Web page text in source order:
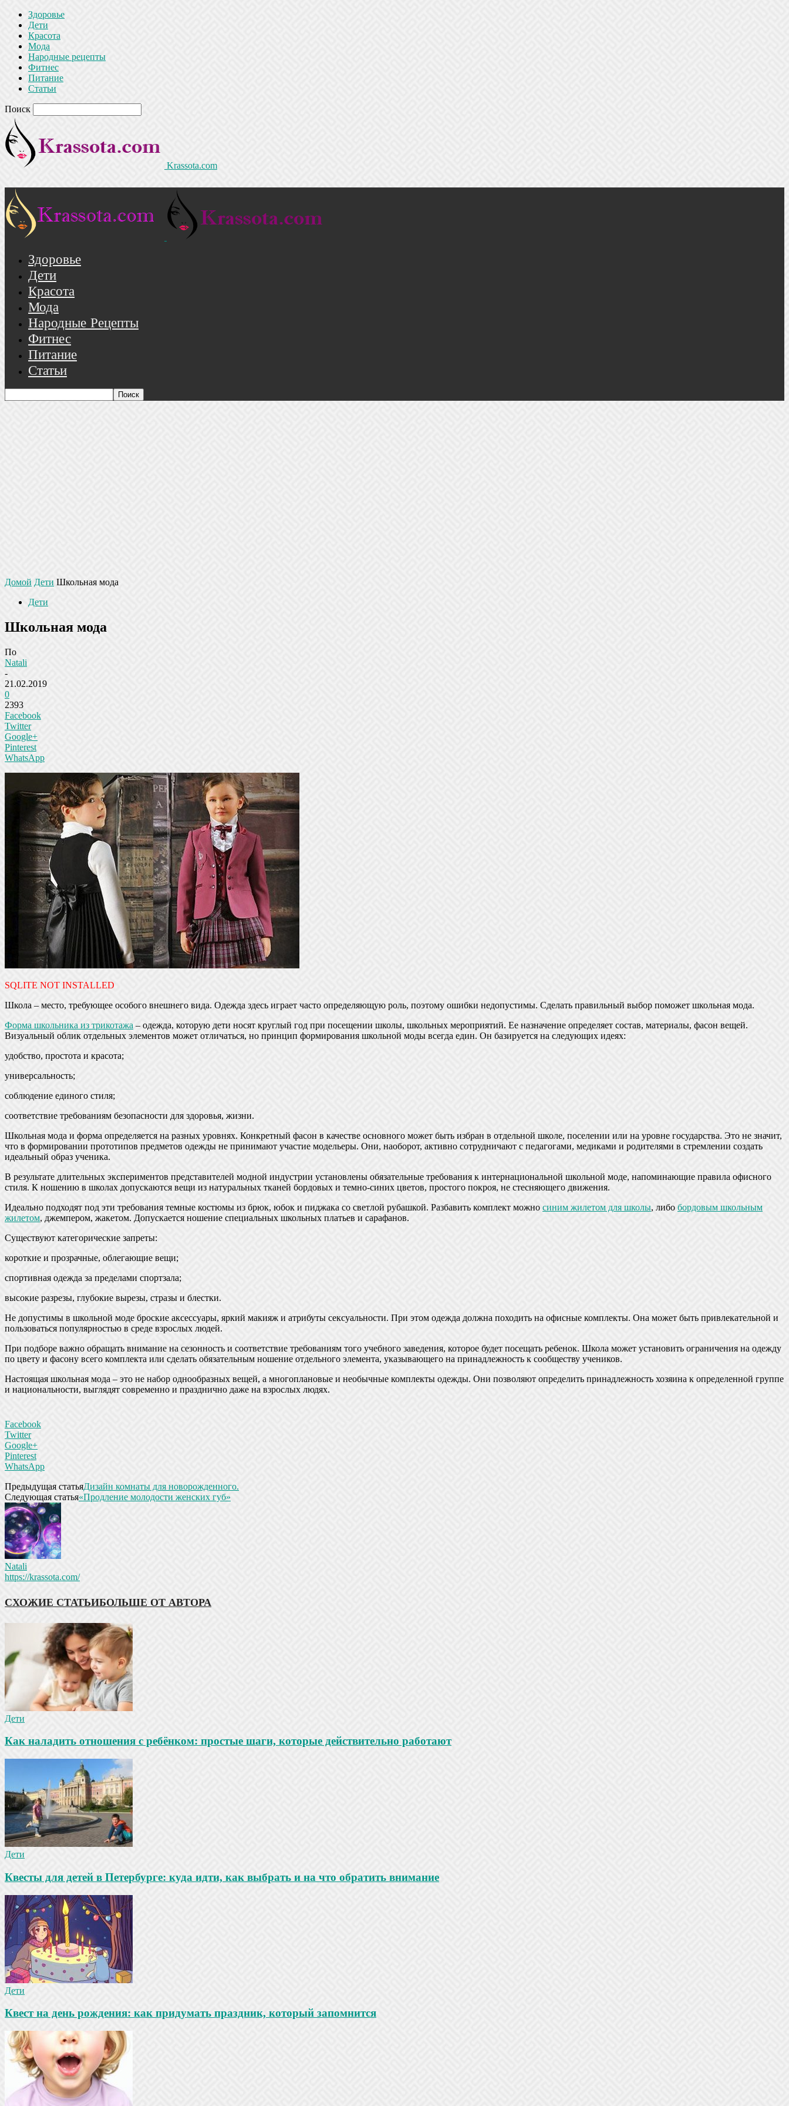
Здоровье
Дети
Красота
Мода
Народные рецепты
Фитнес
Питание
Статьи
Поиск
Krassota.com
Здоровье
Дети
Красота
Мода
Народные Рецепты
Фитнес
Питание
Статьи
Домой Дети Школьная мода
Дети
Школьная мода
По
Natali
-
21.02.2019
0
2393
Facebook
Twitter
Google+
Pinterest
WhatsApp
SQLITE NOT INSTALLED
Школа – место, требующее особого внешнего вида. Одежда здесь играет часто определяющую роль, поэтому ошибки недопустимы. Сделать правильный выбор поможет школьная мода.
Форма школьника из трикотажа – одежда, которую дети носят круглый год при посещении школы, школьных мероприятий. Ее назначение определяет состав, материалы, фасон вещей.
Визуальный облик отдельных элементов может отличаться, но принцип формирования школьной моды всегда един. Он базируется на следующих идеях:
удобство, простота и красота;
универсальность;
соблюдение единого стиля;
соответствие требованиям безопасности для здоровья, жизни.
Школьная мода и форма определяется на разных уровнях. Конкретный фасон в качестве основного может быть избран в отдельной школе, поселении или на уровне государства. Это не значит,
что в формировании прототипов предметов одежды не принимают участие модельеры. Они, наоборот, активно сотрудничают с педагогами, медиками и родителями в стремлении создать
идеальный образ ученика.
В результате длительных экспериментов представителей модной индустрии установлены обязательные требования к интернациональной школьной моде, напоминающие правила офисного
стиля. К ношению в школах допускаются вещи из натуральных тканей бордовых и темно-синих цветов, простого покроя, не стесняющего движения.
Идеально подходят под эти требования темные костюмы из брюк, юбок и пиджака со светлой рубашкой. Разбавить комплект можно синим жилетом для школы, либо бордовым школьным
жилетом, джемпером, жакетом. Допускается ношение специальных школьных платьев и сарафанов.
Существуют категорические запреты:
короткие и прозрачные, облегающие вещи;
спортивная одежда за пределами спортзала;
высокие разрезы, глубокие вырезы, стразы и блестки.
Не допустимы в школьной моде броские аксессуары, яркий макияж и атрибуты сексуальности. При этом одежда должна походить на офисные комплекты. Она может быть привлекательной и
пользоваться популярностью в среде взрослых людей.
При подборе важно обращать внимание на сезонность и соответствие требованиям того учебного заведения, которое будет посещать ребенок. Школа может установить ограничения на одежду
по цвету и фасону всего комплекта или сделать обязательным ношение отдельного элемента, указывающего на принадлежность к сообществу учеников.
Настоящая школьная мода – это не набор однообразных вещей, а многоплановые и необычные комплекты одежды. Они позволяют определить принадлежность хозяина к определенной группе
и национальности, выглядят современно и празднично даже на взрослых людях.
Facebook
Twitter
Google+
Pinterest
WhatsApp
Предыдущая статьяДизайн комнаты для новорожденного.
Следующая статья«Продление молодости женских губ»
Natali
https://krassota.com/
СХОЖИЕ СТАТЬИБОЛЬШЕ ОТ АВТОРА
Дети
Как наладить отношения с ребёнком: простые шаги, которые действительно работают
Дети
Квесты для детей в Петербурге: куда идти, как выбрать и на что обратить внимание
Дети
Квест на день рождения: как придумать праздник, который запомнится